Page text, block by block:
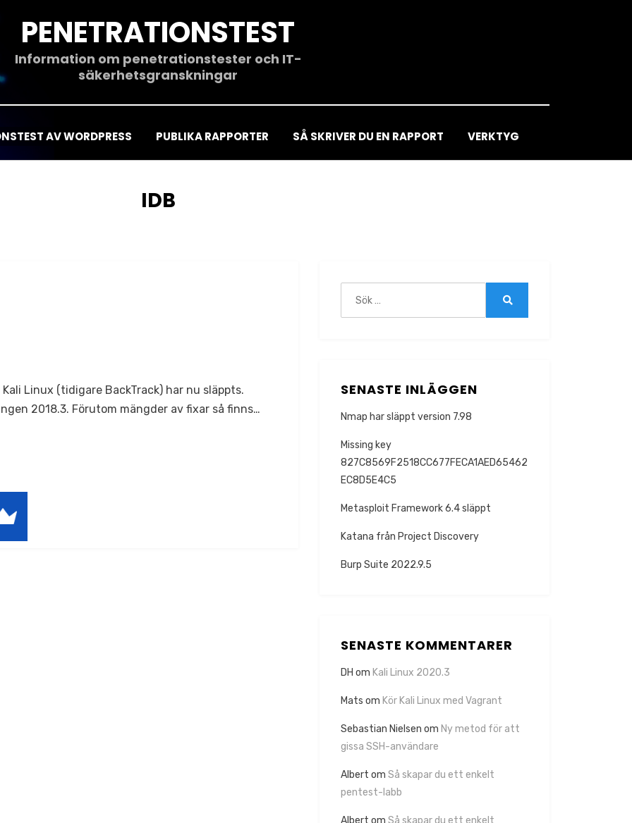
PENETRATIONSTEST
Information om penetrationstester och IT-
säkerhetsgranskningar
AV WORDPRESS PUBLIKA RAPPORTER SÅ SKRIVER DU EN RAPPORT VERKTYG
ETIKETT
:
IDB
Linux (tidigare BackTrack) har nu släppts.
2018.3. Förutom mängder av fixar så finns…
SENASTE INLÄGGEN
Nmap har släppt version 7.98
Missing key
827C8569F2518CC677FECA1AED65462
EC8D5E4C5
Metasploit Framework 6.4 släppt
Katana från Project Discovery
Burp Suite 2022.9.5
SENASTE KOMMENTARER
DH om Kali Linux 2020.3
Mats om Kör Kali Linux med Vagrant
Sebastian Nielsen om Ny metod för att
gissa SSH-användare
Albert om Så skapar du ett enkelt
pentest-labb
Albert om Så skapar du ett enkelt